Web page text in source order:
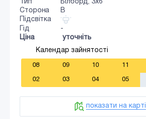
Тип
Білборд, 3х6
Сторона
B
Підсвітка
Гід
-
Ціна
уточніть
Календар зайнятості
08 09 10 11
02 03 04 05
показати на карті